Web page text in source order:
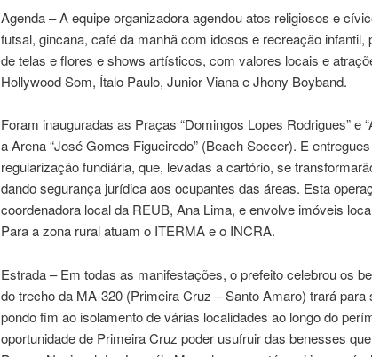
Agenda – A equipe organizadora agendou atos religiosos e
futsal, gincana, café da manhã com idosos e recreação
de telas e flores e shows artísticos, com valores locais e
Hollywood Som, Ítalo Paulo, Junior Viana e Jhony Boyband.
Foram inauguradas as Praças “Domingos Lopes Rodrigues” e
a Arena “José Gomes Figueiredo” (Beach Soccer). E
regularização fundiária, que, levadas a cartório, se
dando segurança jurídica aos ocupantes das áreas. Esta
coordenadora local da REUB, Ana Lima, e envolve imóveis
Para a zona rural atuam o ITERMA e o INCRA.
Estrada – Em todas as manifestações, o prefeito celebrou os
do trecho da MA-320 (Primeira Cruz – Santo Amaro) trará
pondo fim ao isolamento de várias localidades ao longo do
oportunidade de Primeira Cruz poder usufruir das benesses